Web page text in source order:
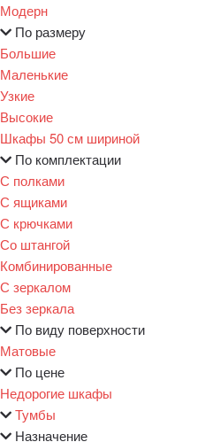
Модерн
По размеру
Большие
Маленькие
Узкие
Высокие
Шкафы 50 см шириной
По комплектации
С полками
С ящиками
С крючками
Со штангой
Комбинированные
С зеркалом
Без зеркала
По виду поверхности
Матовые
По цене
Недорогие шкафы
Тумбы
Назначение